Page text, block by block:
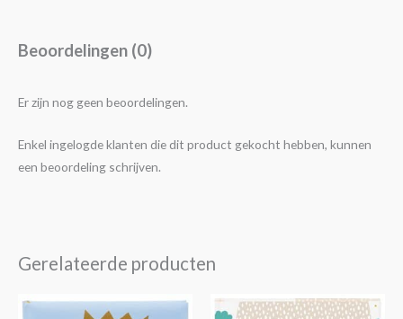
Beoordelingen (0)
Er zijn nog geen beoordelingen.
Enkel ingelogde klanten die dit product gekocht hebben, kunnen
een beoordeling schrijven.
Gerelateerde producten